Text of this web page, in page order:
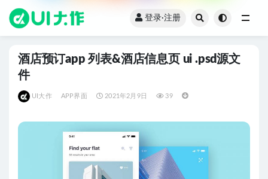
登录·注册
酒店预订app 列表&酒店信息页 ui .psd源文
件
UI大作 APP界面 2021年2月9日 39